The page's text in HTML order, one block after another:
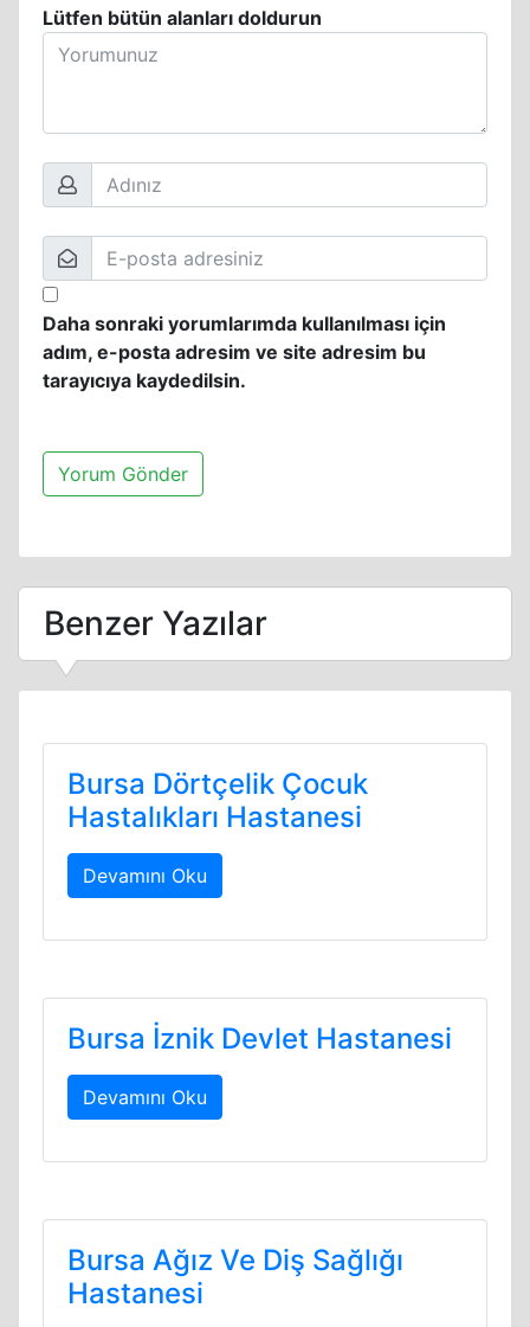
Lütfen bütün alanları doldurun
Daha sonraki yorumlarımda kullanılması için
adım, e-posta adresim ve site adresim bu
tarayıcıya kaydedilsin.
Benzer Yazılar
Bursa Dörtçelik Çocuk
Hastalıkları Hastanesi
Devamını Oku
Bursa İznik Devlet Hastanesi
Devamını Oku
Bursa Ağız Ve Diş Sağlığı
Hastanesi